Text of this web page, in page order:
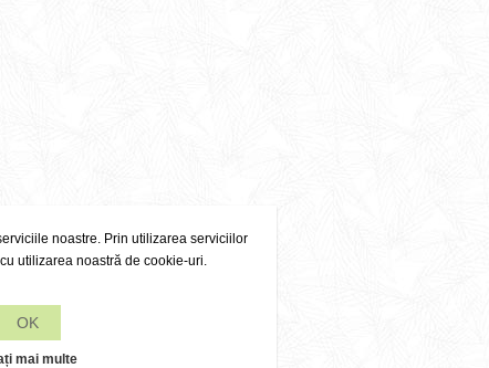
noastre. Prin utilizarea serviciilor
utilizarea noastră de cookie-uri.
OK
mai multe